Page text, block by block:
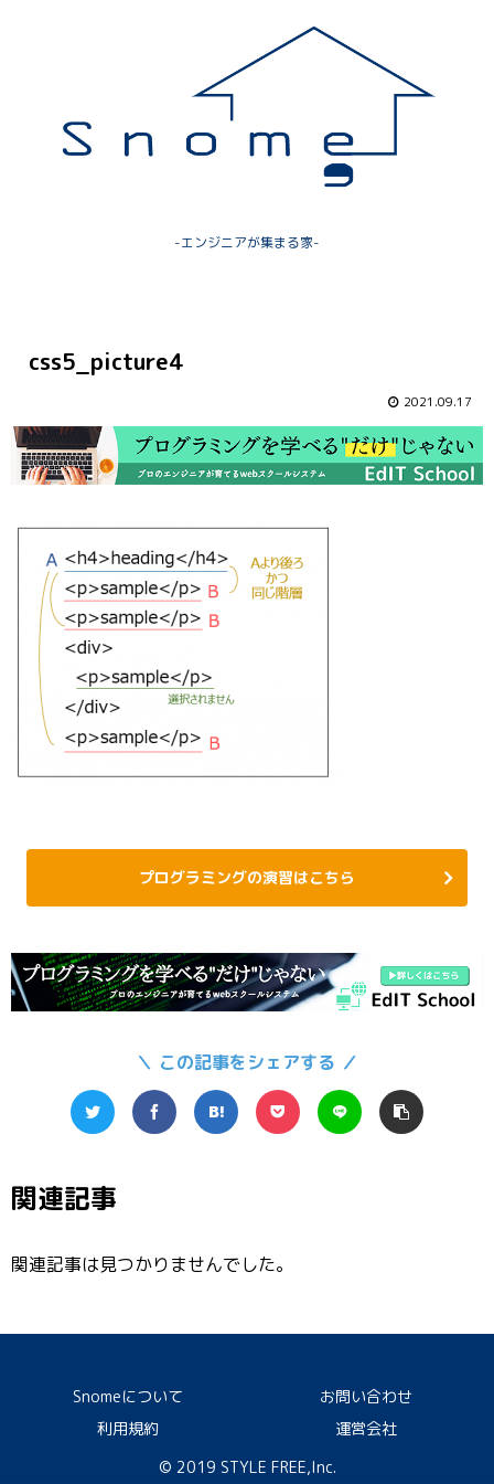
-エンジニアが集まる家-
css5_picture4
2021.09.17
プログラミングの演習はこちら
＼ この記事をシェアする ／
関連記事
関連記事は見つかりませんでした。
Snomeについて
お問い合わせ
利用規約
運営会社
© 2019 STYLE FREE,Inc.